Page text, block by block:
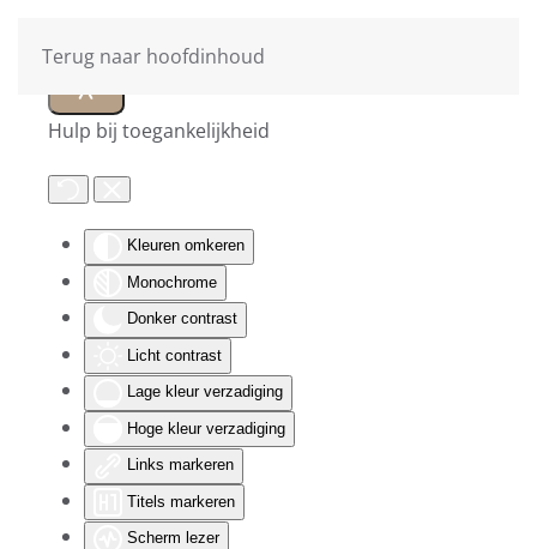
Hulp bij toegankelijkheid
Kleuren omkeren
Monochrome
Donker contrast
Licht contrast
Lage kleur verzadiging
Hoge kleur verzadiging
Links markeren
Titels markeren
Scherm lezer
Terug naar hoofdinhoud